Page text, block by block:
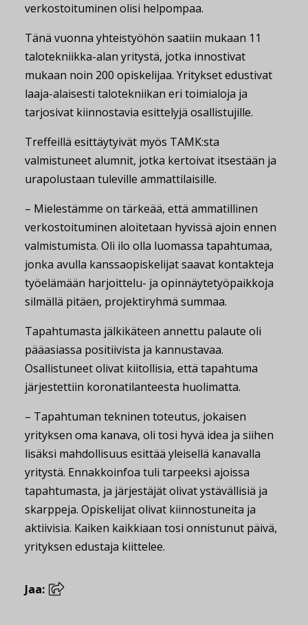
verkostoituminen olisi helpompaa.
Tänä vuonna yhteistyöhön saatiin mukaan 11
talotekniikka-alan yritystä, jotka innostivat
mukaan noin 200 opiskelijaa. Yritykset edustivat
laaja-alaisesti talotekniikan eri toimialoja ja
tarjosivat kiinnostavia esittelyjä osallistujille.
Treffeillä esittäytyivät myös TAMK:sta
valmistuneet alumnit, jotka kertoivat itsestään ja
urapolustaan tuleville ammattilaisille.
– Mielestämme on tärkeää, että ammatillinen
verkostoituminen aloitetaan hyvissä ajoin ennen
valmistumista. Oli ilo olla luomassa tapahtumaa,
jonka avulla kanssaopiskelijat saavat kontakteja
työelämään harjoittelu- ja opinnäytetyöpaikkoja
silmällä pitäen, projektiryhmä summaa.
Tapahtumasta jälkikäteen annettu palaute oli
pääasiassa positiivista ja kannustavaa.
Osallistuneet olivat kiitollisia, että tapahtuma
järjestettiin koronatilanteesta huolimatta.
– Tapahtuman tekninen toteutus, jokaisen
yrityksen oma kanava, oli tosi hyvä idea ja siihen
lisäksi mahdollisuus esittää yleisellä kanavalla
yritystä. Ennakkoinfoa tuli tarpeeksi ajoissa
tapahtumasta, ja järjestäjät olivat ystävällisiä ja
skarppeja. Opiskelijat olivat kiinnostuneita ja
aktiivisia. Kaiken kaikkiaan tosi onnistunut päivä,
yrityksen edustaja kiittelee.
Jaa: